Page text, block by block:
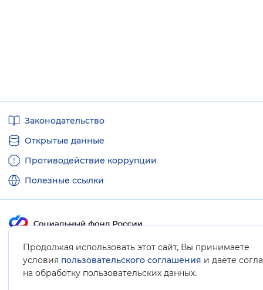
Продолжая использовать этот сайт, Вы принимаете
условия пользовательского соглашения и даёте
на обработку пользовательских данных.
ссылкиЗаконодательство
Открытые данные
Противодействие коррупции
Полезные ссылки
Карта сайта